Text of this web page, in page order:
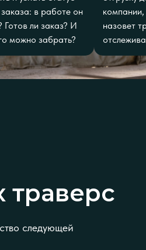
в работе он
Готов ли заказ? И
можно забрать?
назовет
следующей